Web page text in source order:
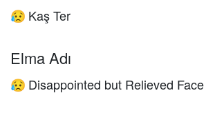
😥 Kaş Ter
Elma Adı
😥 Disappointed but Relieved Face